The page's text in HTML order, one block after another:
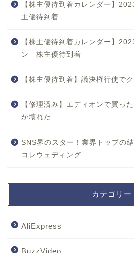
【株主優待到着カレンダー】
主優待到着
【株主優待到着カレンダー】
ン 株主優待到着
【株主優待到着】議決権行使で
【修理済み】エディオンで買っ
が壊れた
SNS界のスター！業界トップの
コレウェディング
カテゴリー
AliExpress